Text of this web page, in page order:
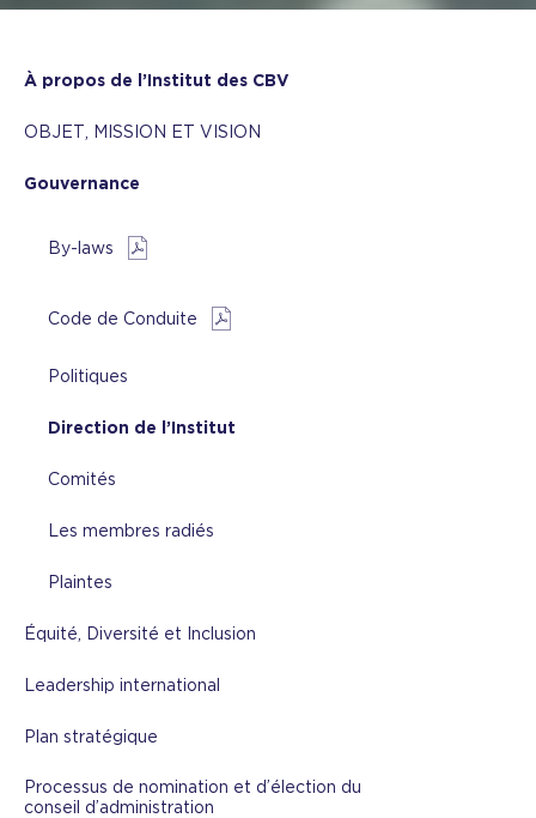
À propos de l’Institut des CBV
OBJET, MISSION ET VISION
Gouvernance
By-laws
Code de Conduite
Politiques
Direction de l’Institut
Comités
Les membres radiés
Plaintes
Équité, Diversité et Inclusion
Leadership international
Plan stratégique
Processus de nomination et d’élection du
conseil d’administration